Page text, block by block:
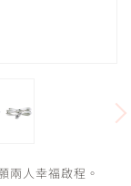
兩人幸福啟程。